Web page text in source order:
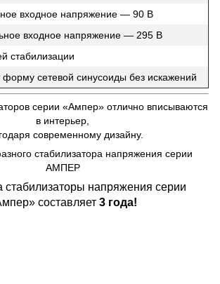
входное напряжение — 90 В
входное напряжение — 295 В
стабилизации
форму сетевой синусоиды без искажений
серии «Ампер» отлично вписываются
в интерьер,
современному дизайну.
стабилизаторы напряжения серии
составляет 3 года!